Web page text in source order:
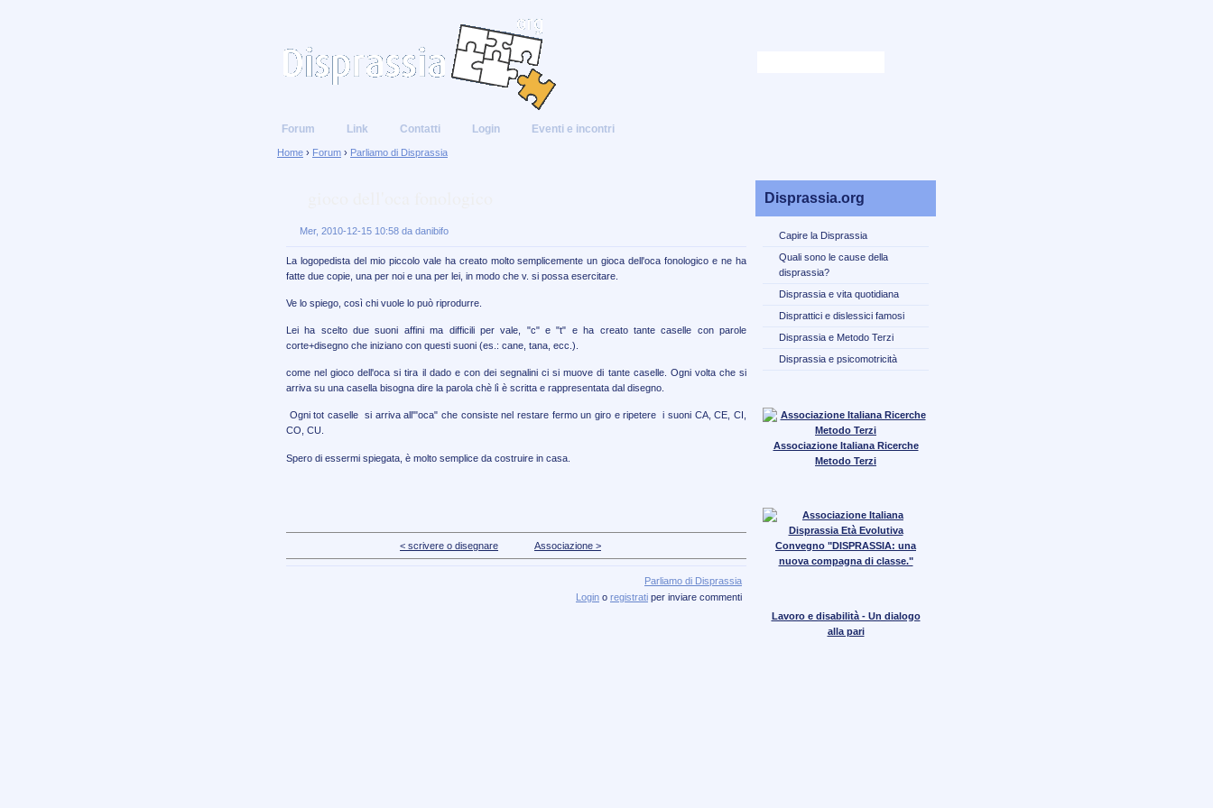
Forum Link Contatti Login Eventi e incontri
Home › Forum › Parliamo di Disprassia
Mer, 2010-12-15 10:58 da danibifo
La logopedista del mio piccolo vale ha creato molto semplicemente un gioca dell'oca fonologico e ne ha
fatte due copie, una per noi e una per lei, in modo che v. si possa esercitare.
Ve lo spiego, così chi vuole lo può riprodurre.
Lei ha scelto due suoni affini ma difficili per vale, "c" e "t" e ha creato tante caselle con parole
corte+disegno che iniziano con questi suoni (es.: cane, tana, ecc.).
come nel gioco dell'oca si tira il dado e con dei segnalini ci si muove di tante caselle. Ogni volta che si
arriva su una casella bisogna dire la parola chè lì è scritta e rappresentata dal disegno.
Ogni tot caselle si arriva all'"oca" che consiste nel restare fermo un giro e ripetere i suoni CA, CE, CI,
CO, CU.
Spero di essermi spiegata, è molto semplice da costruire in casa.
< scrivere o disegnare Associazione >
Parliamo di Disprassia
Login o registrati per inviare commenti
Disprassia.org
Capire la Disprassia
Quali sono le cause della
disprassia?
Disprassia e vita quotidiana
Disprattici e dislessici famosi
Disprassia e Metodo Terzi
Disprassia e psicomotricità
Associazione Italiana Ricerche
Metodo Terzi
Convegno "DISPRASSIA: una
nuova compagna di classe."
Lavoro e disabilità - Un dialogo
alla pari